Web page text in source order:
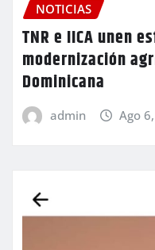
NOTICIAS
TNR e IICA unen
modernización
Dominicana
admin Ago